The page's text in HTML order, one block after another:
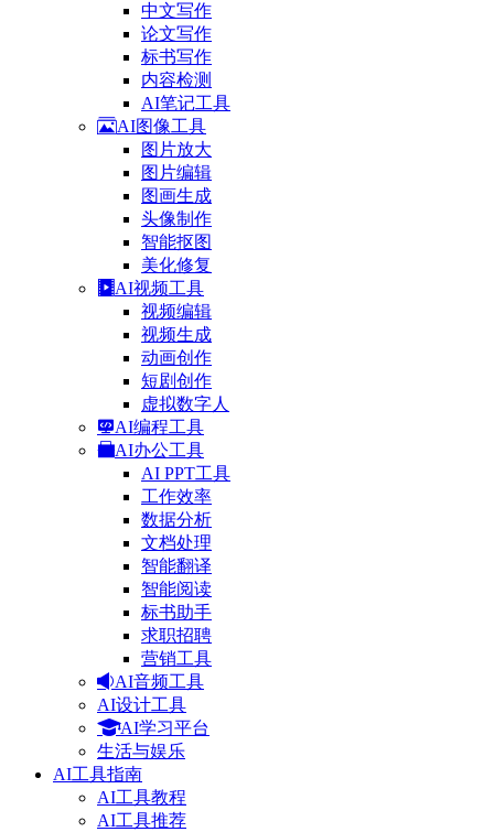
中文写作
论文写作
标书写作
内容检测
AI笔记工具
AI图像工具
图片放大
图片编辑
图画生成
头像制作
智能抠图
美化修复
AI视频工具
视频编辑
视频生成
动画创作
短剧创作
虚拟数字人
AI编程工具
AI办公工具
AI PPT工具
工作效率
数据分析
文档处理
智能翻译
智能阅读
标书助手
求职招聘
营销工具
AI音频工具
AI设计工具
AI学习平台
生活与娱乐
AI工具指南
AI工具教程
AI工具推荐